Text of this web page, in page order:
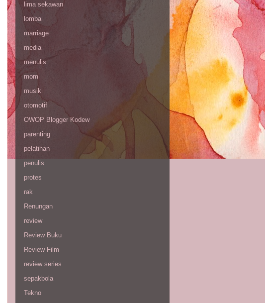
lima sekawan
lomba
marriage
media
menulis
mom
musik
otomotif
OWOP Blogger Kodew
parenting
pelatihan
penulis
protes
rak
Renungan
review
Review Buku
Review Film
review series
sepakbola
Tekno